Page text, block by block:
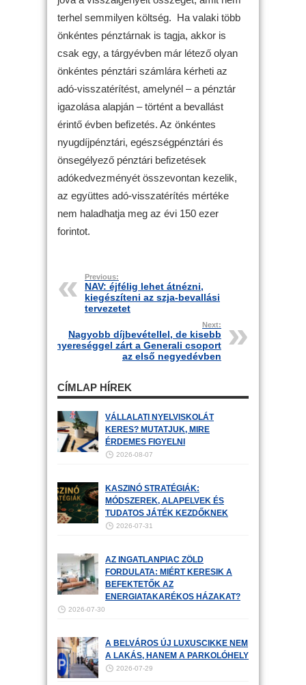
terhel semmilyen költség. Ha valaki több
önkéntes pénztárnak is tagja, akkor is
csak egy, a tárgyévben már létező olyan
önkéntes pénztári számlára kérheti az
adó-visszatérítést, amelynél – a pénztár
igazolása alapján – történt a bevallást
érintő évben befizetés. Az önkéntes
nyugdíjpénztári, egészségpénztári és
önsegélyező pénztári befizetések
adókedvezményét összevontan kezelik,
az együttes adó-visszatérítés mértéke
nem haladhatja meg az évi 150 ezer
forintot.
Previous:
NAV: éjfélig lehet átnézni,
kiegészíteni az szja-bevallási
tervezetet
Next:
Nagyobb díjbevétellel, de kisebb
nyereséggel zárt a Generali csoport
az első negyedévben
CÍMLAP HÍREK
VÁLLALATI NYELVISKOLÁT
KERES? MUTATJUK, MIRE
ÉRDEMES FIGYELNI
2026-08-07
KASZINÓ STRATÉGIÁK:
MÓDSZEREK, ALAPELVEK ÉS
TUDATOS JÁTÉK KEZDŐKNEK
2026-07-31
AZ INGATLANPIAC ZÖLD
FORDULATA: MIÉRT KERESIK A
BEFEKTETŐK AZ
ENERGIATAKARÉKOS HÁZAKAT?
2026-07-30
A BELVÁROS ÚJ LUXUSCIKKE NEM
A LAKÁS, HANEM A PARKOLÓHELY
2026-07-29